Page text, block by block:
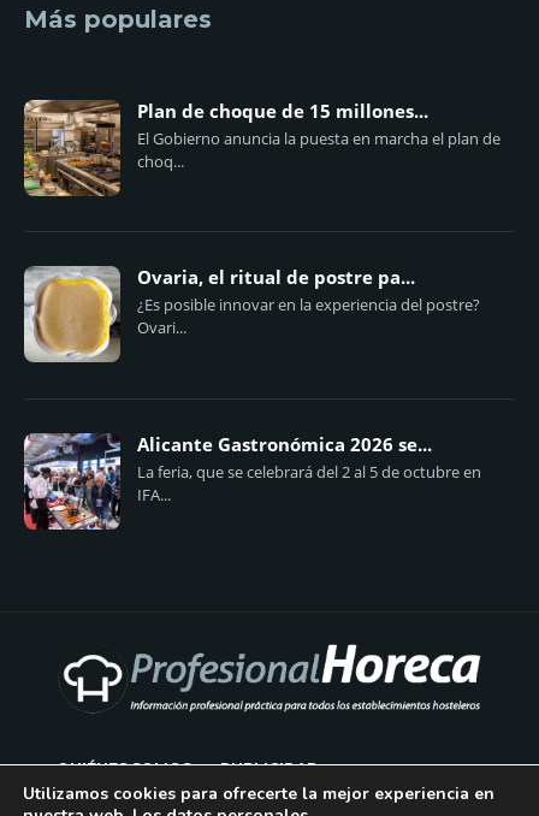
Más populares
Plan de choque de 15 millones...
El Gobierno anuncia la puesta en marcha el plan de
choq...
Ovaria, el ritual de postre pa...
¿Es posible innovar en la experiencia del postre?
Ovari...
Alicante Gastronómica 2026 se...
La feria, que se celebrará del 2 al 5 de octubre en
IFA...
QUIÉNES SOMOS PUBLICIDAD
Utilizamos cookies para ofrecerte la mejor experiencia en